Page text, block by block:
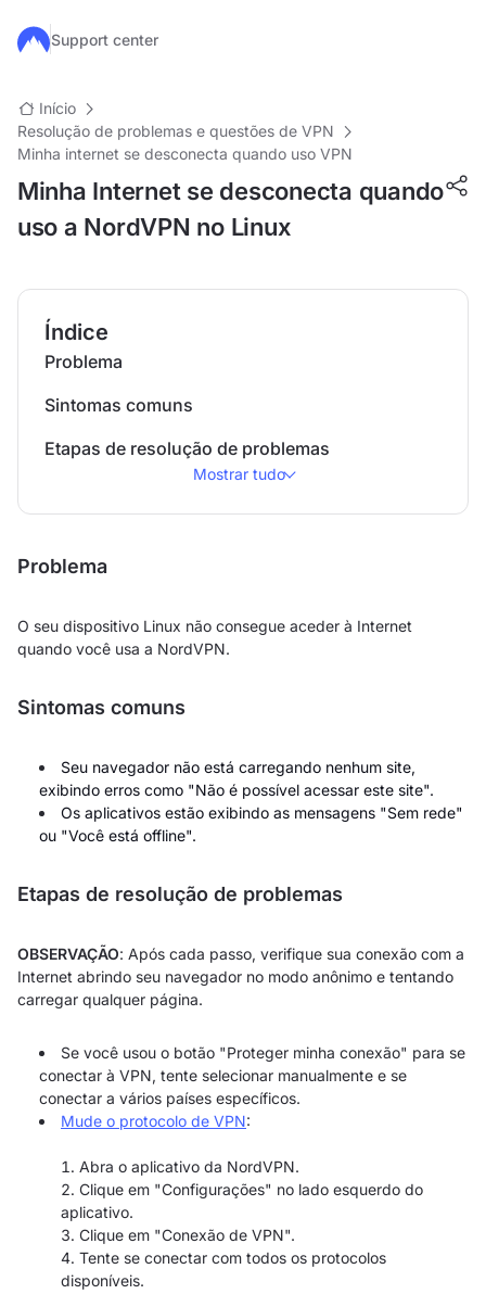
Ir para o conteúdo principal
Support center
Início
Resolução de problemas e questões de VPN
Minha internet se desconecta quando uso VPN
Minha Internet se desconecta quando
uso a NordVPN no Linux
Índice
Problema
Sintomas comuns
Etapas de resolução de problemas
Mostrar tudo
Problema
O seu dispositivo Linux não consegue aceder à Internet
quando você usa a NordVPN.
Sintomas comuns
Seu navegador não está carregando nenhum site,
exibindo erros como "Não é possível acessar este site".
Os aplicativos estão exibindo as mensagens "Sem rede"
ou "Você está offline".
Etapas de resolução de problemas
OBSERVAÇÃO: Após cada passo, verifique sua conexão com a
Internet abrindo seu navegador no modo anônimo e tentando
carregar qualquer página.
Se você usou o botão "Proteger minha conexão" para se
conectar à VPN, tente selecionar manualmente e se
conectar a vários países específicos.
Mude o protocolo de VPN:
Abra o aplicativo da NordVPN.
Clique em "Configurações" no lado esquerdo do
aplicativo.
Clique em "Conexão de VPN".
Tente se conectar com todos os protocolos
disponíveis.